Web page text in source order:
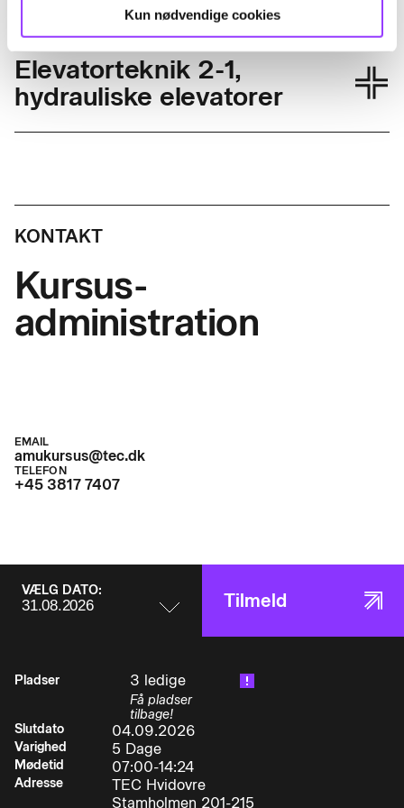
Kun nødvendige cookies
Elevatorteknik 2-1,
hydrauliske elevatorer
Varighed
5 dage
Timer pr. dag
Indhold
Deltageren kan medvirke ved opstillings
• og moderniseringsopgaver på hydrauliske
elevatorer, og kender til national lovgivning og
internationale standarder for opstilling af
• justere, fejlrette og udskifte elektriske,
• anvende relevant måleudstyr, samt anvende
den til anlægget hørende dokumentation.
• fejlsøge og -rette på motorer herunder
demontere/montere, afprøve og idriftsætte
motorer med tilhørende styring samt optimere
KONTAKT
Kursus-
administration
EMAIL
amukursus@tec.dk
TELEFON
+45 3817 7407
VÆLG DATO: Tilmeld
Pladser 3 ledige
Få pladser
tilbage!
Slutdato
04.09.2026
Varighed 5 Dage
Mødetid 07:00-14:24
Adresse
TEC Hvidovre
Stamholmen 201-215